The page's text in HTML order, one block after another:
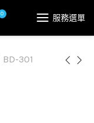
0 服務選單
BD-301